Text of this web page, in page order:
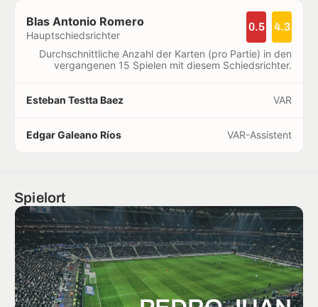
Blas Antonio Romero
Hauptschiedsrichter
0.5 4.3
Durchschnittliche Anzahl der Karten (pro Partie) in den
vergangenen 15 Spielen mit diesem Schiedsrichter.
Esteban Testta Baez VAR
Edgar Galeano Ríos VAR-Assistent
Spielort